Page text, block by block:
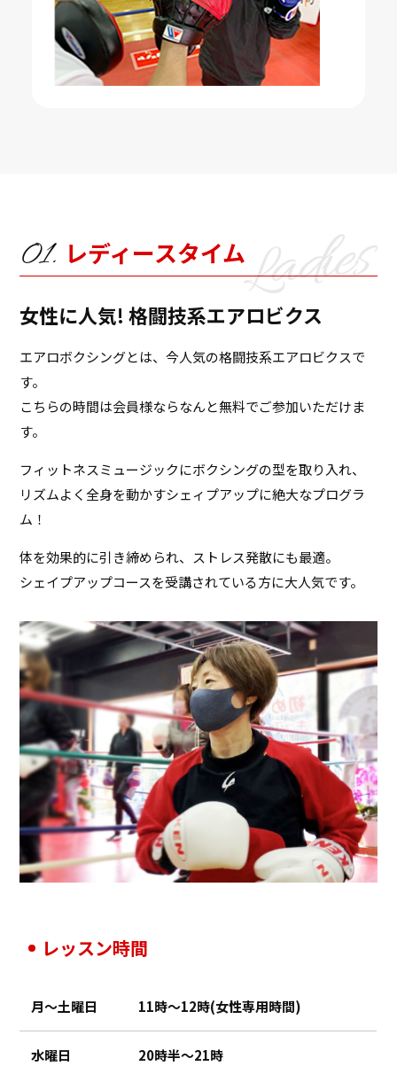
レディースタイム
女性に人気! 格闘技系エアロビクス
エアロボクシングとは、今人気の格闘技系エアロビクスで
す。
こちらの時間は会員様ならなんと無料でご参加いただけま
す。
フィットネスミュージックにボクシングの型を取り入れ、
リズムよく全身を動かすシェィプアップに絶大なプログラ
ム！
体を効果的に引き締められ、ストレス発散にも最適。
シェイプアップコースを受講されている方に大人気です。
レッスン時間
月～土曜日 11時〜12時(女性専用時間)
水曜日 20時半〜21時